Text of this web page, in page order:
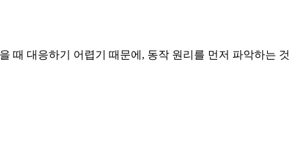
때 대응하기 어렵기 때문에, 동작 원리를 먼저 파악하는 것